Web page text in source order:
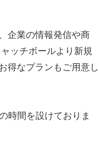
企業の情報発信や商
ッチボールより新規
得なプランもご用意し
時間を設けておりま